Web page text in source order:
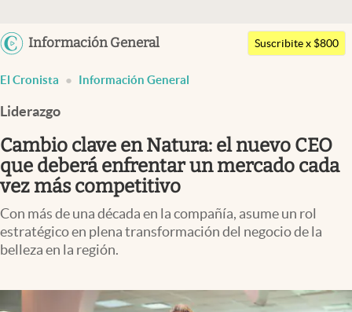
Argentina
Uruguay
Información General
Members
Economía y Política
Finanzas y Mercados
Mercados Online
Negocios
Otras secciones
Suscribite x $800
El Cronista Información General
Liderazgo
Cambio clave en Natura: el nuevo CEO
que deberá enfrentar un mercado cada
vez más competitivo
Con más de una década en la compañía, asume un rol
estratégico en plena transformación del negocio de la
belleza en la región.